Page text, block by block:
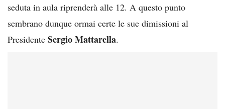
seduta in aula riprenderà alle 12. A questo punto
sembrano dunque ormai certe le sue dimissioni al
Presidente Sergio Mattarella.